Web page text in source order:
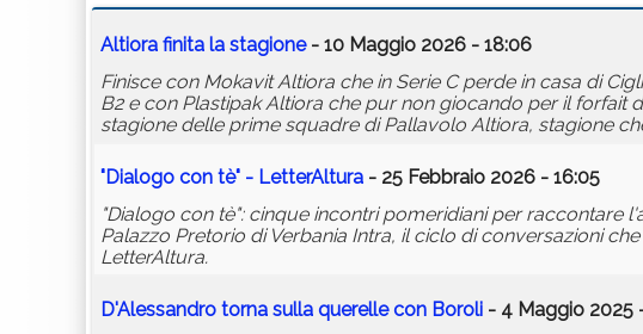
Altiora finita la stagione- 10 Maggio 2026 - 18:06
Finisce con Mokavit Altiora che in Serie C perde in casa di
B2 e con Plastipak Altiora che pur non giocando per il forfait
stagione delle prime squadre di Pallavolo Altiora, stagione
"Dialogo con tè" - LetterAltura - 25 Febbraio 2026 - 16:05
"Dialogo con tè": cinque incontri pomeridiani per raccontare
Palazzo Pretorio di Verbania Intra, il ciclo di conversazioni
LetterAltura.
D'Alessandro torna sulla querelle con Boroli - 4 Maggio 2025